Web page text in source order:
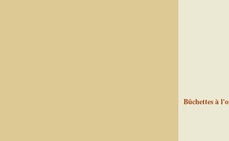
Bûchettes à